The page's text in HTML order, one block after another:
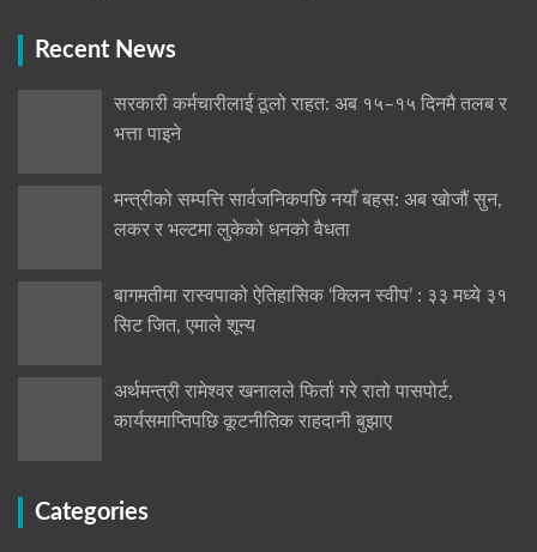
Recent News
सरकारी कर्मचारीलाई ठूलो राहत: अब १५–१५ दिनमै तलब र
भत्ता पाइने
मन्त्रीको सम्पत्ति सार्वजनिकपछि नयाँ बहस: अब खोजौं सुन,
लकर र भल्टमा लुकेको धनको वैधता
बागमतीमा रास्वपाको ऐतिहासिक ‘क्लिन स्वीप’ : ३३ मध्ये ३१
सिट जित, एमाले शून्य
अर्थमन्त्री रामेश्वर खनालले फिर्ता गरे रातो पासपोर्ट,
कार्यसमाप्तिपछि कूटनीतिक राहदानी बुझाए
Categories